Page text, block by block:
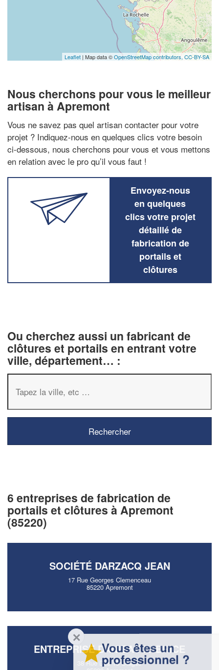
Leaflet | Map data ©OpenStreetMap contributors, CC-BY-SA
Nous cherchons pour vous le meilleur
artisan à Apremont
Vous ne savez pas quel artisan contacter pour votre
projet ? Indiquez-nous en quelques clics votre besoin
ci-dessous, nous cherchons pour vous et vous mettons
en relation avec le pro qu’il vous faut !
Envoyez-nous
en quelques
clics votre projet
détaillé de
fabrication de
portails et
clôtures
Ou cherchez aussi un fabricant de
clôtures et portails en entrant votre
ville, département… :
6 entreprises de fabrication de
portails et clôtures à Apremont
(85220)
SOCIÉTÉ DARZACQ JEAN
17 Rue Georges Clemenceau
85220 Apremont
ENTREPRISE DANIEAU FABRICE
38 Rue Des 18 Otages
Vous êtes un
professionnel ?